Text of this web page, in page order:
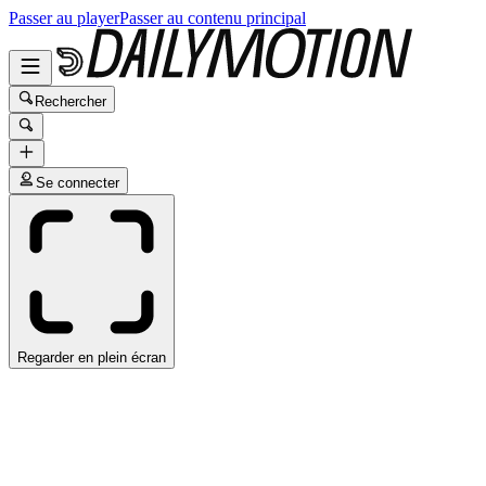
Passer au playerPasser au contenu principal
Rechercher
Se connecter
Regarder en plein écran